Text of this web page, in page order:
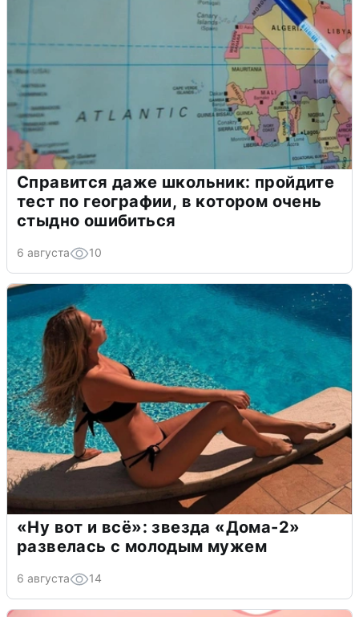
Справится даже школьник: пройдите
тест по географии, в котором очень
стыдно ошибиться
6 августа 10
«Ну вот и всё»: звезда «Дома-2»
развелась с молодым мужем
6 августа 14